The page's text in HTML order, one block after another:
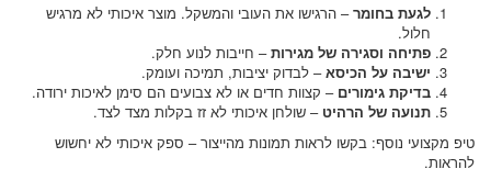
לגעת בחומר– הרגישו את העובי והמשקל. מוצר איכותי לא מרגיש
חלול.
פתיחה וסגירה של מגירות– חייבות לנוע חלק.
ישיבה על הכיסא– לבדוק יציבות, תמיכה ועומק.
בדיקת גימורים – קצוות חדים או לא צבועים הם סימן לאיכות ירודה.
תנועה של הרהיט – שולחן איכותי לא זז בקלות מצד לצד.
טיפ מקצועי נוסף: בקשו לראות תמונות מהייצור – ספק איכותי לא יחשוש
להראות.